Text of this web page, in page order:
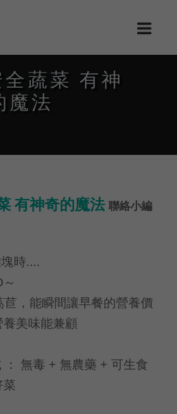
蔬菜 有神
魔法
有神奇的魔法 聯絡小編
時....
，能瞬間讓早餐的營養價
美味能兼顧
： 無毒 + 無農藥 + 可生食
菜